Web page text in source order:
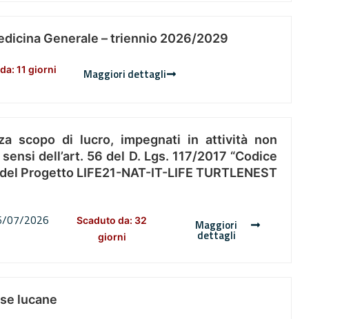
Generale – triennio 2026/2029
11 giorni Maggiori dettagli
scopo di lucro, impegnati in attività non
dell’art. 56 del D. Lgs. 117/2017 “Codice
Progetto LIFE21-NAT-IT-LIFE TURTLENEST
07/2026
Scaduto da: 32
giorni
Maggiori
dettagli
lucane